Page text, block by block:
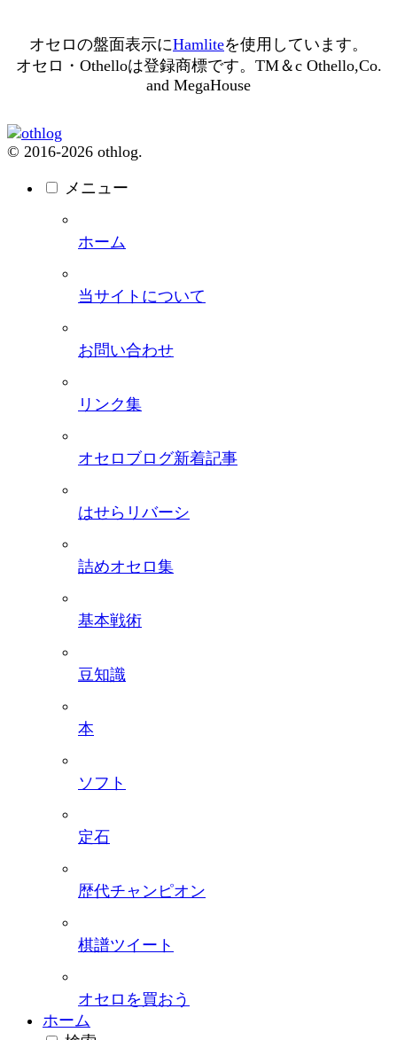
オセロの盤面表示にHamliteを使用しています。
オセロ・Othelloは登録商標です。TM＆c Othello,Co.
and MegaHouse
© 2016-2026 othlog.
メニュー
ホーム
当サイトについて
お問い合わせ
リンク集
オセロブログ新着記事
はせらリバーシ
詰めオセロ集
基本戦術
豆知識
本
ソフト
定石
歴代チャンピオン
棋譜ツイート
オセロを買おう
ホーム